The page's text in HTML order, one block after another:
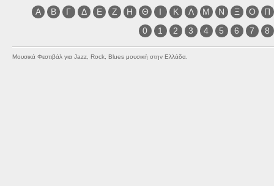
Α
Β Γ Δ Ε Ζ Η Θ Ι Κ Λ Μ Ν Ξ Ο
Π
0
1 2 3 4 5 6 7 8
Μουσικά Φεστιβάλ για Jazz, Rock, Blues μουσική στην Ελλάδα.